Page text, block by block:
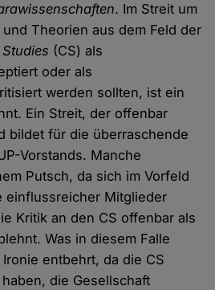
. Im Streit um
Theorien aus dem Feld der
(CS) als
oder als
werden sollten, ist ein
Ein Streit, der offenbar
bildet für die überraschende
Vorstands. Manche
Putsch, da sich im Vorfeld
einflussreicher Mitglieder
Kritik an den CS offenbar als
Was in diesem Falle
entbehrt, da die CS
die Gesellschaft